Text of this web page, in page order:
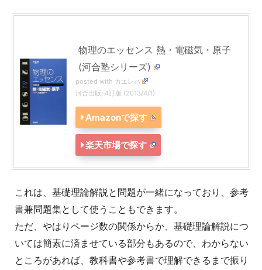
物理のエッセンス 熱・電磁気・原子
(河合塾シリーズ)
posted with カエレバ
河合出版; 4訂版 (2013/4/1)
Amazonで探す
楽天市場で探す
これは、基礎理論解説と問題が一緒になっており、参考
書兼問題集として使うこともできます。
ただ、やはりページ数の関係からか、基礎理論解説につ
いては簡素に済ませている部分もあるので、わからない
ところがあれば、教科書や参考書で理解できるまで振り